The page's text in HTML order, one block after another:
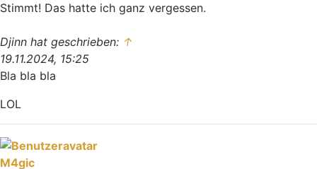
Stimmt! Das hatte ich ganz vergessen.
Djinn hat geschrieben: ↑
19.11.2024, 15:25
Bla bla bla
LOL
Nach oben
M4gic